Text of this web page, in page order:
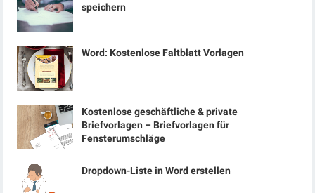
speichern
Word: Kostenlose Faltblatt Vorlagen
Kostenlose geschäftliche & private
Briefvorlagen – Briefvorlagen für
Fensterumschläge
Dropdown-Liste in Word erstellen